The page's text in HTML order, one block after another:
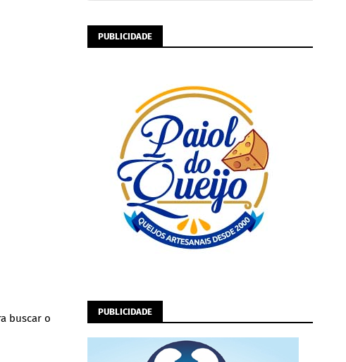
buscar o
PUBLICIDADE
PUBLICIDADE